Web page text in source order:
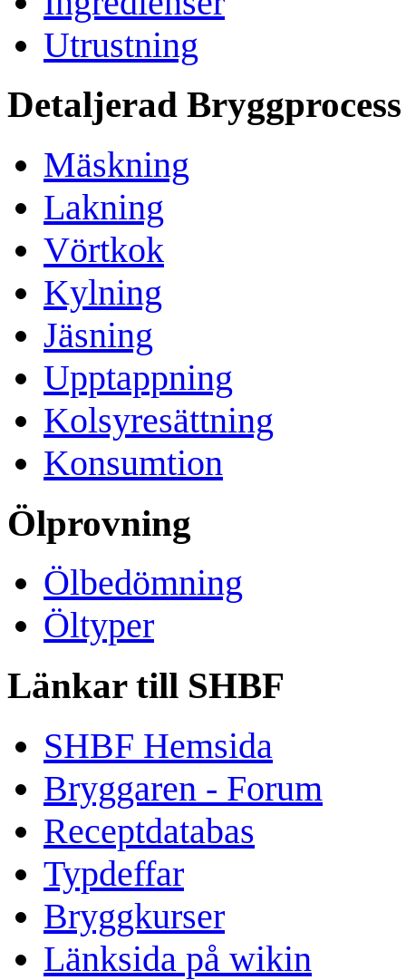
Utrustning
Detaljerad Bryggprocess
Mäskning
Lakning
Vörtkok
Kylning
Jäsning
Upptappning
Kolsyresättning
Konsumtion
Ölprovning
Ölbedömning
Öltyper
Länkar till SHBF
SHBF Hemsida
Bryggaren - Forum
Receptdatabas
Typdeffar
Bryggkurser
Länksida på wikin